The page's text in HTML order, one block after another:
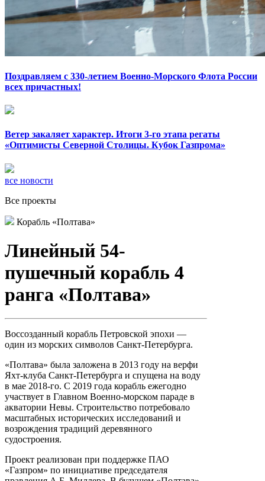
Поздравляем с 330-летием Военно-Морского Флота России
всех причастных!
Ветер закаляет характер. Итоги 3-го этапа регаты
«Оптимисты Северной Столицы. Кубок Газпрома»
все новости
Все проекты
Корабль «Полтава»
Линейный 54-
пушечный корабль 4
ранга «Полтава»
Воссозданный корабль Петровской эпохи —
один из морских символов Санкт-Петербурга.
«Полтава» была заложена в 2013 году на верфи
Яхт-клуба Санкт-Петербурга и спущена на воду
в мае 2018-го. С 2019 года корабль ежегодно
участвует в Главном Военно-морском параде в
акватории Невы. Строительство потребовало
масштабных исторических исследований и
возрождения традиций деревянного
судостроения.
Проект реализован при поддержке ПАО
«Газпром» по инициативе председателя